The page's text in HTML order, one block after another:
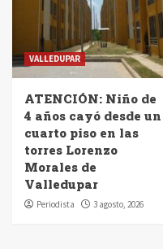
VALLEDUPAR
ATENCIÓN: Niño de
4 años cayó desde un
cuarto piso en las
torres Lorenzo
Morales de
Valledupar
Periodista 3 agosto, 2026